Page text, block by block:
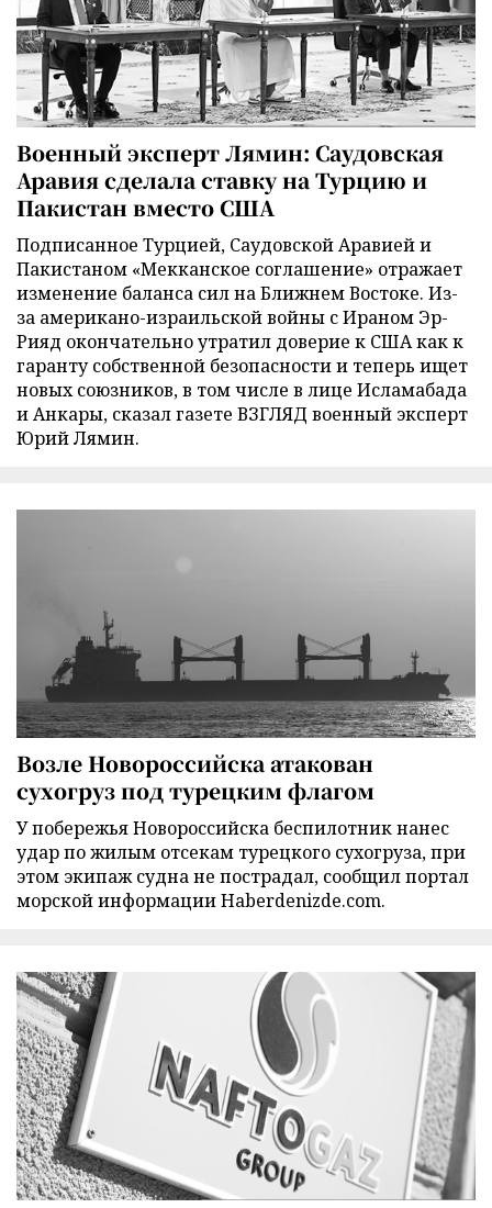
Военный эксперт Лямин: Саудовская
Аравия сделала ставку на Турцию и
Пакистан вместо США
Подписанное Турцией, Саудовской Аравией и
Пакистаном «Мекканское соглашение» отражает
изменение баланса сил на Ближнем Востоке. Из-
за американо-израильской войны с Ираном Эр-
Рияд окончательно утратил доверие к США как к
гаранту собственной безопасности и теперь ищет
новых союзников, в том числе в лице Исламабада
и Анкары, сказал газете ВЗГЛЯД военный эксперт
Юрий Лямин.
Возле Новороссийска атакован
сухогруз под турецким флагом
У побережья Новороссийска беспилотник нанес
удар по жилым отсекам турецкого сухогруза, при
этом экипаж судна не пострадал, сообщил портал
морской информации Haberdenizde.com.